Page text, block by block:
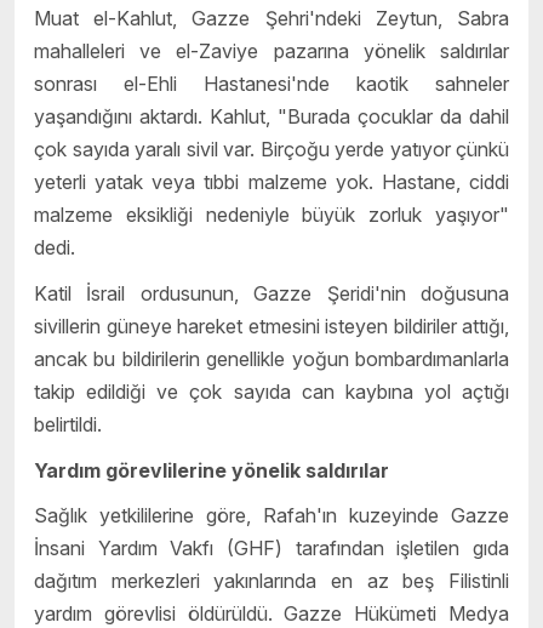
Muat el-Kahlut, Gazze Şehri'ndeki Zeytun, Sabra
mahalleleri ve el-Zaviye pazarına yönelik saldırılar
sonrası el-Ehli Hastanesi'nde kaotik sahneler
yaşandığını aktardı. Kahlut, "Burada çocuklar da dahil
çok sayıda yaralı sivil var. Birçoğu yerde yatıyor çünkü
yeterli yatak veya tıbbi malzeme yok. Hastane, ciddi
malzeme eksikliği nedeniyle büyük zorluk yaşıyor"
dedi.
Katil İsrail ordusunun, Gazze Şeridi'nin doğusuna
sivillerin güneye hareket etmesini isteyen bildiriler attığı,
ancak bu bildirilerin genellikle yoğun bombardımanlarla
takip edildiği ve çok sayıda can kaybına yol açtığı
belirtildi.
Yardım görevlilerine yönelik saldırılar
Sağlık yetkililerine göre, Rafah'ın kuzeyinde Gazze
İnsani Yardım Vakfı (GHF) tarafından işletilen gıda
dağıtım merkezleri yakınlarında en az beş Filistinli
yardım görevlisi öldürüldü. Gazze Hükümeti Medya